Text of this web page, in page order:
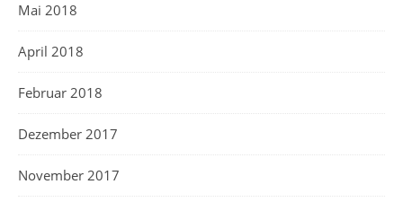
Mai 2018
April 2018
Februar 2018
Dezember 2017
November 2017